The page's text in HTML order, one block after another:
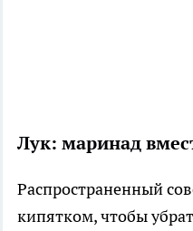
Лук: маринад
Распространенный
кипятком, чтобы